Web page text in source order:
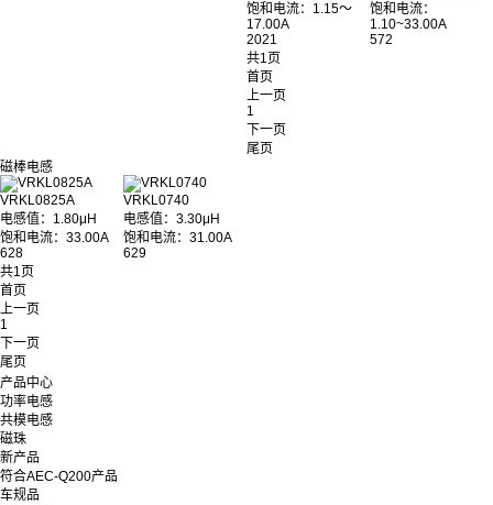
饱和电流：1.15～
17.00A
2021
饱和电流：
1.10~33.00A
572
共1页
首页
上一页
1
下一页
尾页
磁棒电感
VRKL0825A
电感值：1.80μH
饱和电流：33.00A
628
VRKL0740
电感值：3.30μH
饱和电流：31.00A
629
共1页
首页
上一页
1
下一页
尾页
产品中心
功率电感
共模电感
磁珠
新产品
符合AEC-Q200产品
车规品